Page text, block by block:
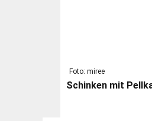
Foto: miree
Schinken mit